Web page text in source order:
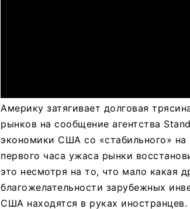
Америку затягивает долговая
рынков на сообщение агентства
экономики США со «стабильного» на
первого часа ужаса рынки
это несмотря на то, что мало какая
благожелательности зарубежных
США находятся в руках иностранцев.